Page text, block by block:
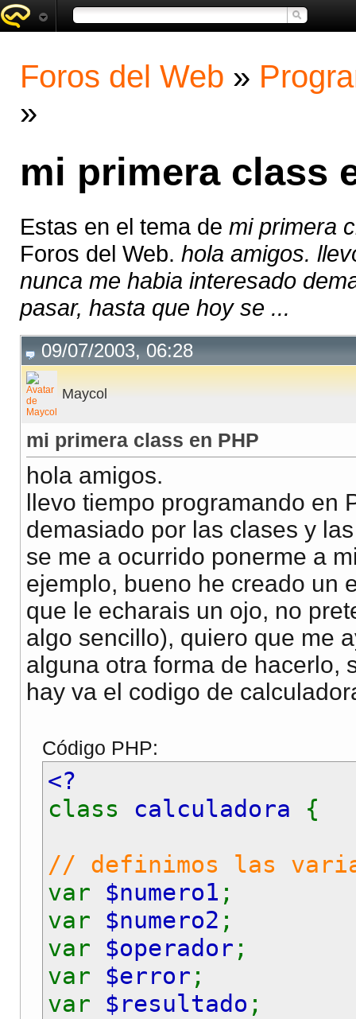
Foros del Web »
»
mi primera class
Estas en el tema de mi primera
Foros del Web. hola amigos.
nunca me habia interesado
pasar, hasta que hoy se ...
09/07/2003, 06:28
Maycol
mi primera class en PHP
hola amigos.
llevo tiempo programando
demasiado por las clases y
se me a ocurrido ponerme a
ejemplo, bueno he creado un
que le echarais un ojo, no
algo sencillo), quiero que me
alguna otra forma de hacerlo,
hay va el codigo de
Código PHP:
<?
class calculadora {
// definimos las
var $numero1 ;
var $numero2 ;
var $operador ;
var $error ;
var $resultado ;